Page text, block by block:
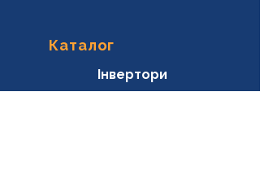
Каталог
Інвертори